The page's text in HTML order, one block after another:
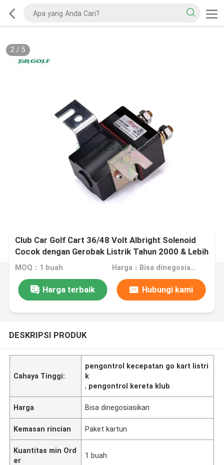
2/ 5
Club Car Golf Cart 36/48 Volt Albright Solenoid
Cocok dengan Gerobak Listrik Tahun 2000 & Lebih
Tinggi 101908701
MOQ：1 buah Harga：Bisa dinegosiasikan
Harga terbaik Hubungi kami
DESKRIPSI PRODUK
Cahaya Tinggi:
pengontrol kecepatan go kart listri
k
, pengontrol kereta klub
Harga Bisa dinegosiasikan
Kemasan rincian Paket kartun
Kuantitas min Ord
er
1 buah